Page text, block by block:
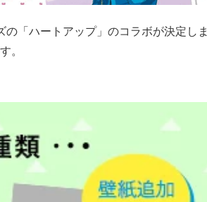
「ハートアップ」のコラボが決定しま
。